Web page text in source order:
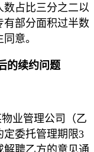
数占比三分之二以
有部分面积过半数
意。
的续约问题
业管理公司（乙
定委托管理期限3